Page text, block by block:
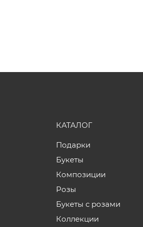
КАТАЛОГ
Подарки
Букеты
Композиции
Розы
Букеты с розами
Коллекции